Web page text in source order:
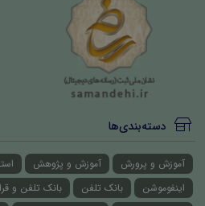
دسته‌بندی‌ها
آموزش و پرورش آموزش و پژوهش
اینفوموشن
بانک تلفن بانک تلفن و